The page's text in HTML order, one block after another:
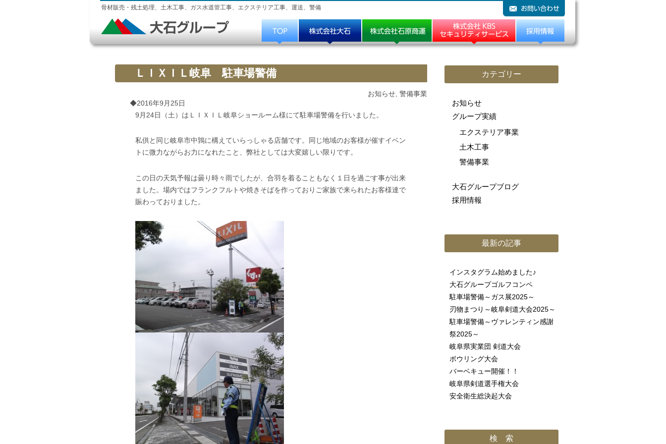
骨材販売・残土処理、土木工事、ガス水道管工事、エクステリア工事、運送、警備
ＬＩＸＩＬ岐阜 駐車場警備
お知らせ 警備事業
◆2016年9月25日
9月24日（土）はＬＩＸＩＬ岐阜ショールーム様にて駐車場警備を行いました。
私供と同じ岐阜市中鶉に構えていらっしゃる店舗です。同じ地域のお客様が催すイベン
トに微力ながらお力になれたこと、弊社としては大変嬉しい限りです。
この日の天気予報は曇り時々雨でしたが、合羽を着ることもなく１日を過ごす事が出来
ました。場内ではフランクフルトや焼きそばを作っておりご家族で来られたお客様達で
賑わっておりました。
カテゴリー
お知らせ
グループ実績
エクステリア事業
土木工事
警備事業
大石グループブログ
採用情報
最新の記事
インスタグラム始めました♪
大石グループゴルフコンペ
駐車場警備～ガス展2025～
刃物まつり～岐阜剣道大会2025～
駐車場警備～ヴァレンティン感謝
祭2025～
岐阜県実業団 剣道大会
ボウリング大会
バーベキュー開催！！
岐阜県剣道選手権大会
安全衛生総決起大会
検 索